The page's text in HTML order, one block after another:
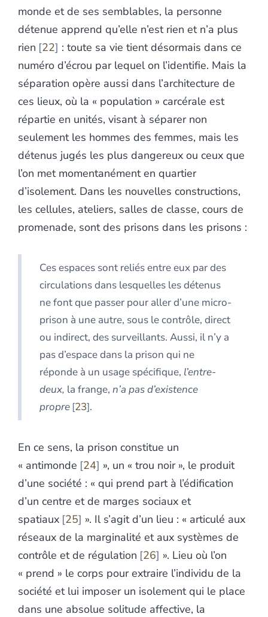
monde et de ses semblables, la personne
détenue apprend qu’elle n’est rien et n’a plus
rien 22 : toute sa vie tient désormais dans ce
numéro d’écrou par lequel on l’identifie. Mais la
séparation opère aussi dans l’architecture de
ces lieux, où la « population » carcérale est
répartie en unités, visant à séparer non
seulement les hommes des femmes, mais les
détenus jugés les plus dangereux ou ceux que
l’on met momentanément en quartier
d’isolement. Dans les nouvelles constructions,
les cellules, ateliers, salles de classe, cours de
promenade, sont des prisons dans les prisons :
Ces espaces sont reliés entre eux par des
circulations dans lesquelles les détenus
ne font que passer pour aller d’une micro-
prison à une autre, sous le contrôle, direct
ou indirect, des surveillants. Aussi, il n’y a
pas d’espace dans la prison qui ne
réponde à un usage spécifique, l’entre-
deux, la frange, n’a pas d’existence
propre 23 .
En ce sens, la prison constitue un
« antimonde 24 », un « trou noir », le produit
d’une société : « qui prend part à l’édification
d’un centre et de marges sociaux et
spatiaux 25 ». Il s’agit d’un lieu : « articulé aux
réseaux de la marginalité et aux systèmes de
contrôle et de régulation 26 ». Lieu où l’on
« prend » le corps pour extraire l’individu de la
société et lui imposer un isolement qui le place
dans une absolue solitude affective, la